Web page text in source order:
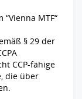
MTF“
§ 29 der
CCP-fähige
die über